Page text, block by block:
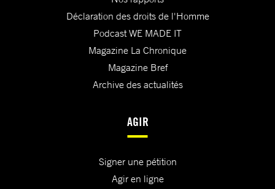
Déclaration des droits de l'Homme
Podcast WE MADE IT
Magazine La Chronique
Magazine Bref
Archive des actualités
AGIR
Signer une pétition
Agir en ligne